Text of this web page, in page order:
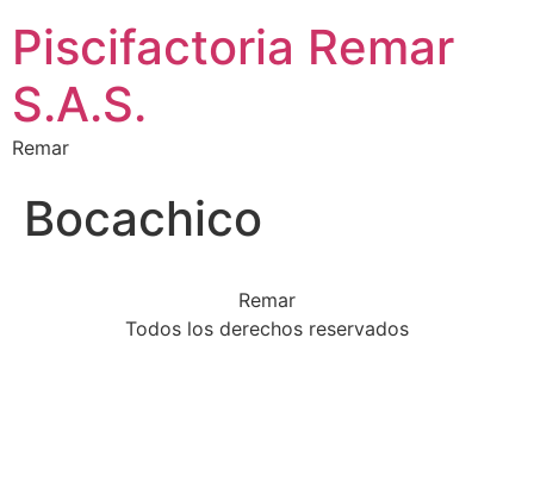
Piscifactoria Remar
S.A.S.
Remar
Bocachico
Remar
Todos los derechos reservados